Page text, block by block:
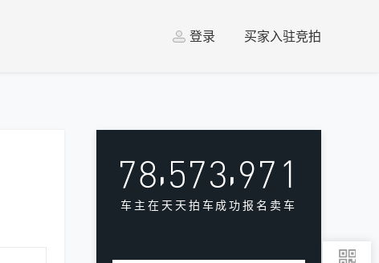
登录 买家入驻竞拍
车主在天天拍车成功报名卖车